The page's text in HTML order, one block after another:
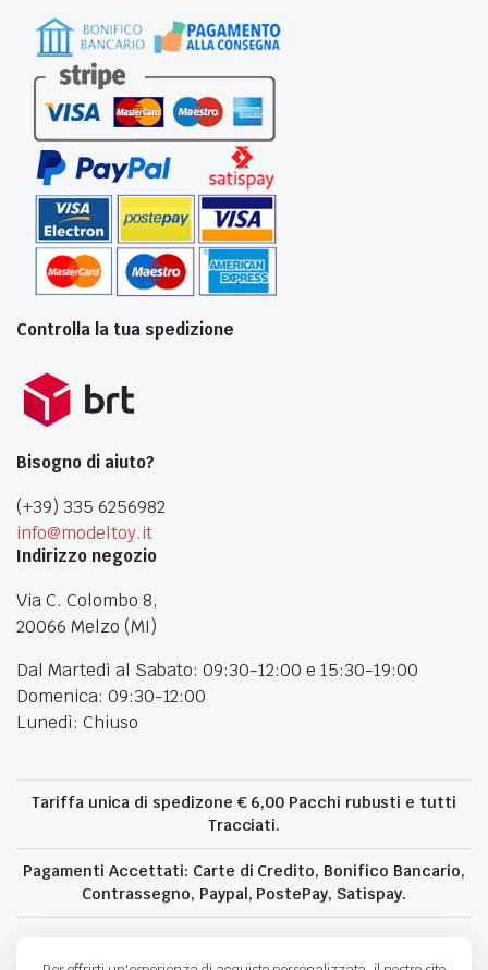
Controlla la tua spedizione
Bisogno di aiuto?
(+39) 335 6256982
info@modeltoy.it
Indirizzo negozio
Via C. Colombo 8,
20066 Melzo (MI)
Dal Martedì al Sabato: 09:30-12:00 e 15:30-19:00
Domenica: 09:30-12:00
Lunedì: Chiuso
Tariffa unica di spedizone € 6,00 Pacchi rubusti e tutti
Tracciati.
Pagamenti Accettati: Carte di Credito, Bonifico Bancario,
Contrassegno, Paypal, PostePay, Satispay.